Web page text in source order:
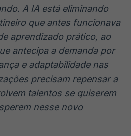
A IA está eliminando
que antes funcionava
aprendizado prático, ao
antecipa a demanda por
e adaptabilidade nas
precisam repensar a
talentos se quiserem
nesse novo